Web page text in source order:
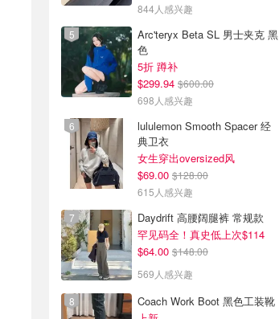
844人感兴趣
Arc'teryx Beta SL 男士夹克 黑
色
5折 蹲补
$299.94 $600.00
698人感兴趣
lululemon Smooth Spacer 经
典卫衣
女生穿出oversized风
$69.00 $128.00
615人感兴趣
Daydrift 高腰阔腿裤 常规款
罕见码全！真史低上次$114
$64.00 $148.00
569人感兴趣
Coach Work Boot 黑色工装靴